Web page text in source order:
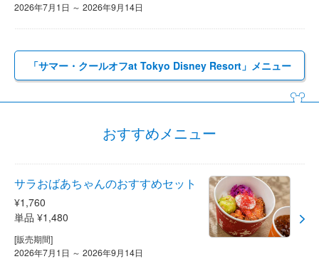
2026年7月1日 ～ 2026年9月14日
「サマー・クールオフat Tokyo Disney Resort」メニュー
おすすめメニュー
サラおばあちゃんのおすすめセット
¥1,760
単品 ¥1,480
[販売期間]
2026年7月1日 ～ 2026年9月14日